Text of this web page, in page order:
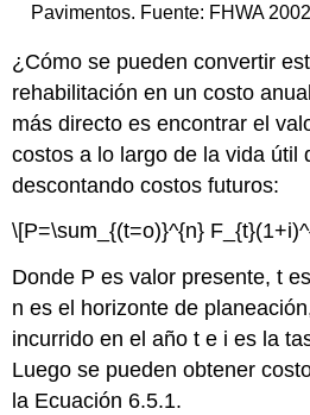
Pavimentos. Fuente: FHWA
¿Cómo se pueden convertir
rehabilitación en un costo
más directo es encontrar el
costos a lo largo de la vida útil
descontando costos futuros:
\[P=\sum_{(t=o)}^{n}
Donde P es valor presente, t
n es el horizonte de
incurrido en el año t e i es la
Luego se pueden obtener
la Ecuación 6.5.1.